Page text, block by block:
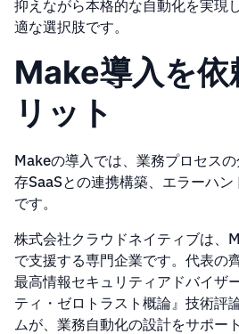
抑えながら本格的な自動化を実現
適な選択肢です。
Make導入を依
リット
Makeの導入では、業務プロセス
存SaaSとの連携構築、エラーハ
です。
株式会社クラウドネイティブは、
で支援する専門企業です。代表の
最高情報セキュリティアドバイザ
ティ・ゼロトラスト概論』技術評
ムが、業務自動化の設計をサポー